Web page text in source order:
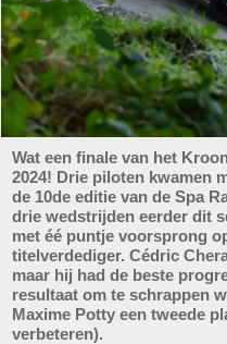
Wat een finale van het
2024! Drie piloten kwamen
de 10de editie van de Spa
drie wedstrijden eerder dit
met éé puntje voorsprong
titelverdediger. Cédric
maar hij had de beste
resultaat om te schrappen
Maxime Potty een tweede
verbeteren).